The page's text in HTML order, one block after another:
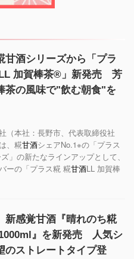
甘酒シリーズから「プラ
加賀棒茶®」新発売 芳
茶の風味で"飲む朝食"を
（本社：長野市、代表取締役社
、糀甘酒シェアNo.1※の「プラス
」の新たなラインアップとして、
ーの「プラス糀 糀甘酒LL 加賀棒
新感覚甘酒『晴れのち糀
』を新発売 人気シ
のストレートタイプ登